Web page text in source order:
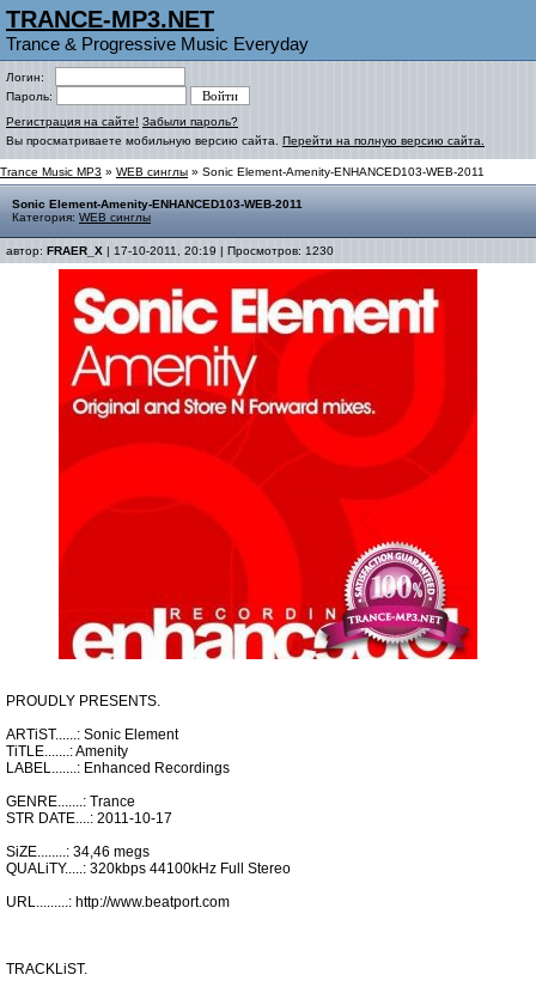
TRANCE-MP3.NET
Trance & Progressive Music Everyday
Логин:
Пароль:
Регистрация на сайте! Забыли пароль?
Вы просматриваете мобильную версию сайта. Перейти на полную версию сайта.
Trance Music MP3 » WEB синглы » Sonic Element-Amenity-ENHANCED103-WEB-2011
Sonic Element-Amenity-ENHANCED103-WEB-2011
Категория: WEB синглы
автор: FRAER_X | 17-10-2011, 20:19 | Просмотров: 1230
PROUDLY PRESENTS.
ARTiST......: Sonic Element
TiTLE.......: Amenity
LABEL.......: Enhanced Recordings
GENRE.......: Trance
STR DATE....: 2011-10-17
SiZE........: 34,46 megs
QUALiTY.....: 320kbps 44100kHz Full Stereo
URL.........: http://www.beatport.com
TRACKLiST.